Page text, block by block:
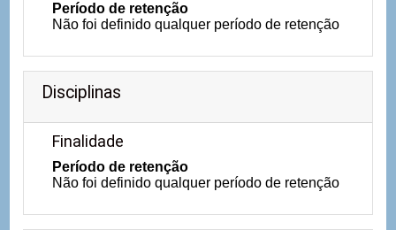
Período de retenção
Não foi definido qualquer período de retenção
Disciplinas
Finalidade
Período de retenção
Não foi definido qualquer período de retenção